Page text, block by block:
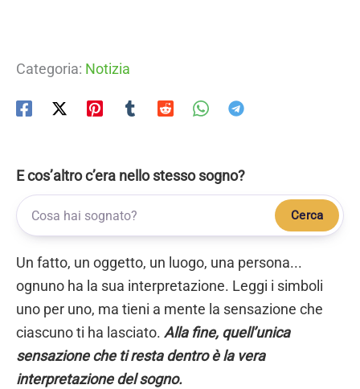
Categoria: Notizia
E cos’altro c’era nello stesso sogno?
Cerca
Un fatto, un oggetto, un luogo, una persona...
ognuno ha la sua interpretazione. Leggi i simboli
uno per uno, ma tieni a mente la sensazione che
ciascuno ti ha lasciato. Alla fine, quell’unica
sensazione che ti resta dentro è la vera
interpretazione del sogno.